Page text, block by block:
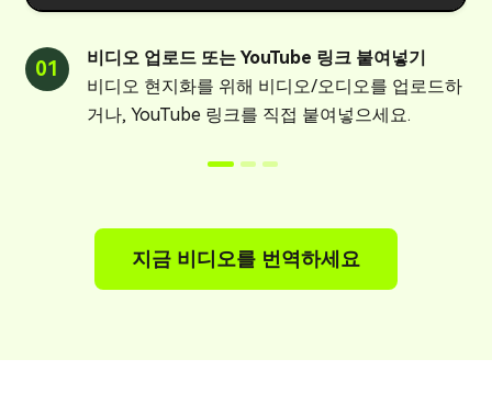
01
비디오 업로드 또는 YouTube 링크 붙여넣기
비디오 현지화를 위해 비디오/오디오를 업로드하
거나, YouTube 링크를 직접 붙여넣으세요.
지금 비디오를 번역하세요